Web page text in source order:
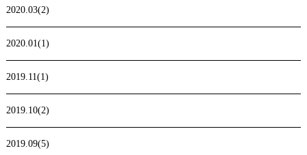
2020.03(2)
2020.01(1)
2019.11(1)
2019.10(2)
2019.09(5)